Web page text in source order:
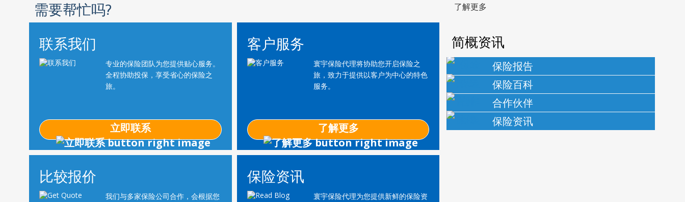
需要帮忙吗?
联系我们
专业的保险团队为您提供贴心服务。
全程协助投保，享受省心的保险之
旅。
立即联系
客户服务
寰宇保险代理将协助您开启保险之
旅，致力于提供以客户为中心的特色
服务。
了解更多
比较报价
我们与多家保险公司合作，会根据您
保险资讯
寰宇保险代理为您提供新鲜的保险资
了解更多
简概资讯
保险报告
保险百科
合作伙伴
保险资讯